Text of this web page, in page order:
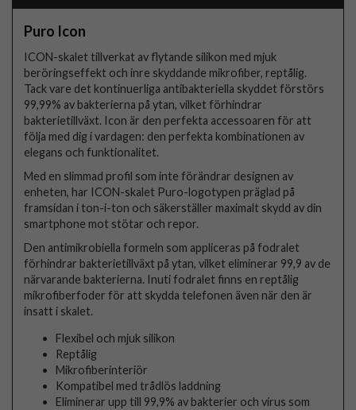
Puro Icon
ICON-skalet tillverkat av flytande silikon med mjuk
beröringseffekt och inre skyddande mikrofiber, reptålig.
Tack vare det kontinuerliga antibakteriella skyddet förstörs
99,99% av bakterierna på ytan, vilket förhindrar
bakterietillväxt. Icon är den perfekta accessoaren för att
följa med dig i vardagen: den perfekta kombinationen av
elegans och funktionalitet.
Med en slimmad profil som inte förändrar designen av
enheten, har ICON-skalet Puro-logotypen präglad på
framsidan i ton-i-ton och säkerställer maximalt skydd av din
smartphone mot stötar och repor.
Den antimikrobiella formeln som appliceras på fodralet
förhindrar bakterietillväxt på ytan, vilket eliminerar 99,9 av de
närvarande bakterierna. Inuti fodralet finns en reptålig
mikrofiberfoder för att skydda telefonen även när den är
insatt i skalet.
Flexibel och mjuk silikon
Reptålig
Mikrofiberinteriör
Kompatibel med trådlös laddning
Eliminerar upp till 99,9% av bakterier och virus som